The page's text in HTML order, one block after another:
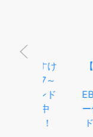
【在庫品
クび
EB30S】
ー付 30m
ドリール